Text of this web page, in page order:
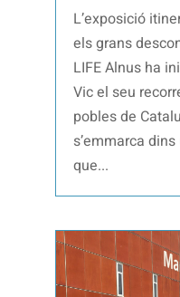
L’exposició
els grans
LIFE Alnus ha
Vic el seu
pobles de
s’emmarca
que...